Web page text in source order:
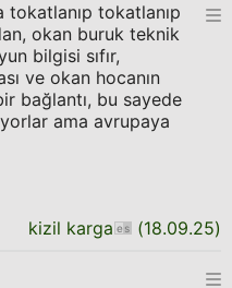
tokatlanıp tokatlanıp
okan buruk teknik
bilgisi sıfır,
ve okan hocanın
bağlantı, bu sayede
ama avrupaya
kizil karga (18.09.25)